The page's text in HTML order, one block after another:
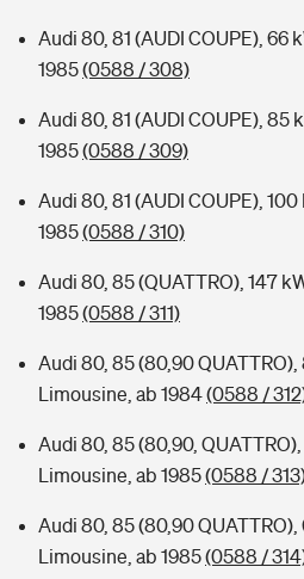
Audi 80, 81 (AUDI COUPE), 66
1985(0588 / 308)
Audi 80, 81 (AUDI COUPE), 85
1985(0588 / 309)
Audi 80, 81 (AUDI COUPE),
1985(0588 / 310)
Audi 80, 85 (QUATTRO), 147
1985(0588 / 311)
Audi 80, 85 (80,90 QUATTRO),
Limousine, ab 1984(0588 /
Audi 80, 85 (80,90, QUATTRO),
Limousine, ab 1985(0588 /
Audi 80, 85 (80,90 QUATTRO),
Limousine, ab 1985(0588 /